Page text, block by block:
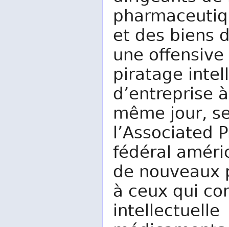
et des biens
une
piratage
d’entreprise
même jour,
l’Associated
fédéral
de nouveaux
à ceux qui
intellectuelle